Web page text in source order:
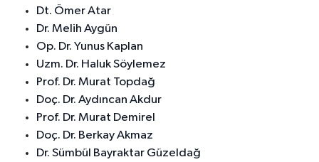
Dt. Ömer Atar
Dr. Melih Aygün
Op. Dr. Yunus Kaplan
Uzm. Dr. Haluk Söylemez
Prof. Dr. Murat Topdağ
Doç. Dr. Aydıncan Akdur
Prof. Dr. Murat Demirel
Doç. Dr. Berkay Akmaz
Dr. Sümbül Bayraktar Güzeldağ